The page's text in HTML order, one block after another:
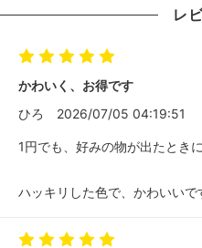
レ
かわいく、お得です
ひろ
2026/07/05 04:19:51
1円でも、好みの物が出たとき
ハッキリした色で、かわいいで